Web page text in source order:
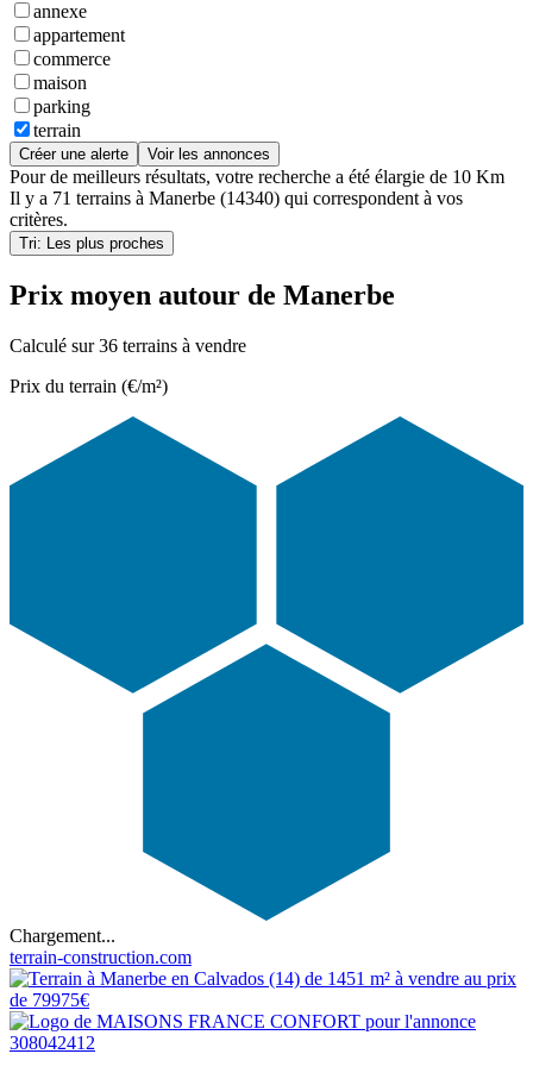
annexe
appartement
commerce
maison
parking
terrain
Créer une alerte Voir les annonces
Pour de meilleurs résultats, votre recherche a été élargie de 10 Km
Il y a 71 terrains à Manerbe (14340) qui correspondent à vos
critères.
Tri: Les plus proches
Prix moyen autour de Manerbe
Calculé sur 36 terrains à vendre
Prix du terrain (€/m²)
Chargement...
terrain-construction.com